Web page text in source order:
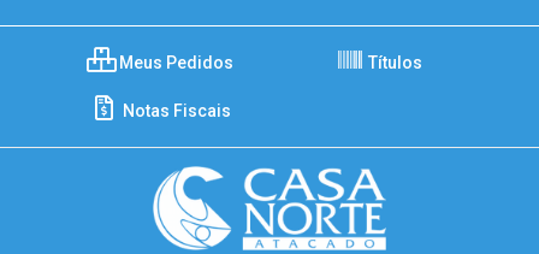
Meus Pedidos Títulos
Notas Fiscais